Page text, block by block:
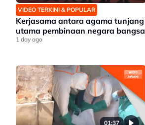
VIDEO TERKINI & POPULAR
Kerjasama antara agama tunjang
utama pembinaan negara bangsa
1 day ago
01:37